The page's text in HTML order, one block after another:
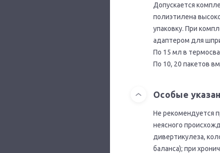
Допускается
полиэтилена
упаковку. При
адаптером для
По 15 мл в
По 10, 20 пакетов
Особые
Не рекомендуется
неясного
дивертикулеза,
баланса); при